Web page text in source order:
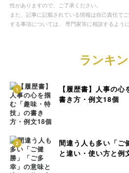
性がありますので、ご了承ください。
また、記事に記載されている情報は自己責任で
する事項については、 専門家等に相談するよう
ランキ
1
【履歴書】人事の
書き方・例文18個
2
間違う人も多い「ご
と違い・使い方と例